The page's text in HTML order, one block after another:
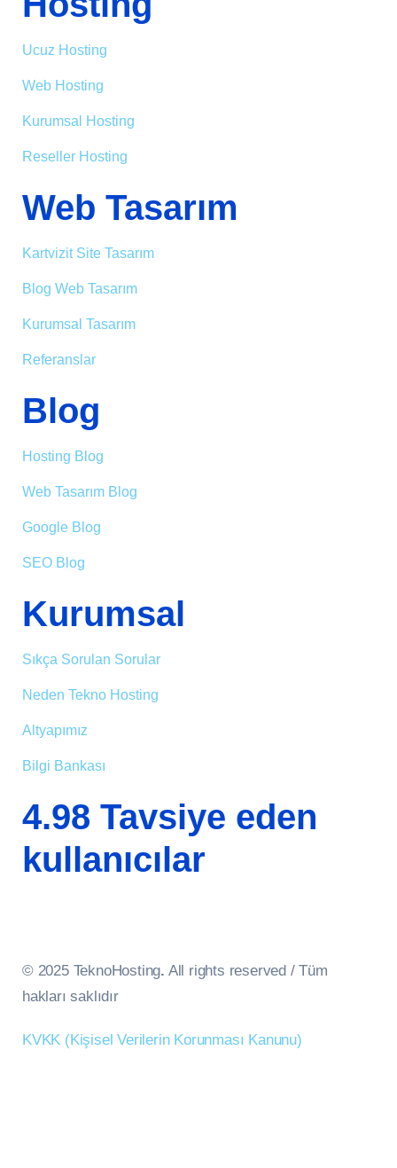
Ucuz Hosting
Web Hosting
Kurumsal Hosting
Reseller Hosting
Web Tasarım
Kartvizit Site Tasarım
Blog Web Tasarım
Kurumsal Tasarım
Referanslar
Blog
Hosting Blog
Web Tasarım Blog
Google Blog
SEO Blog
Kurumsal
Sıkça Sorulan Sorular
Neden Tekno Hosting
Altyapımız
Bilgi Bankası
4.98 Tavsiye eden
kullanıcılar
© 2025 TeknoHosting. All rights reserved / Tüm
hakları saklıdır
KVKK (Kişisel Verilerin Korunması Kanunu)